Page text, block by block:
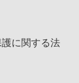
に関する法